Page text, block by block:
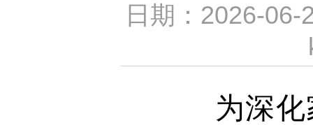
日期：2026-
为深